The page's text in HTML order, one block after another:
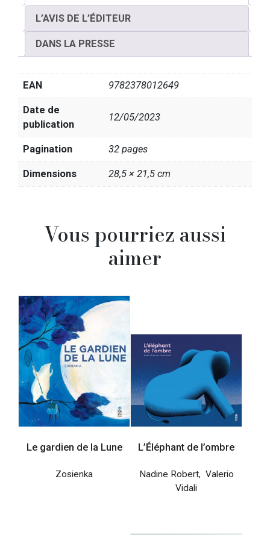
L’AVIS DE L’ÉDITEUR
DANS LA PRESSE
EAN 9782378012649
Date de
publication
12/05/2023
Pagination 32 pages
Dimensions 28,5 × 21,5 cm
Vous pourriez aussi
aimer
Le gardien de la Lune
Zosienka
L’Éléphant de l’ombre
Nadine Robert, Valerio
Vidali